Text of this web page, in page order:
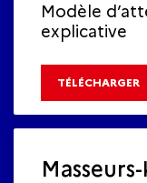
Modèle
explicative
TÉLÉCHARGER